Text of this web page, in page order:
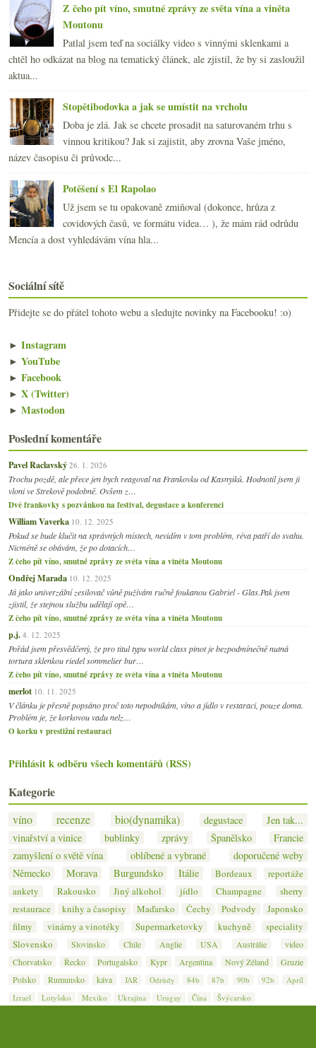
Z čeho pít víno, smutné zprávy ze světa vína a viněta
Moutonu
Patlal jsem teď na sociálky video s vinnými sklenkami a
chtěl ho odkázat na blog na tematický článek, ale zjistil, že by si zasloužil
aktua...
Stopětibodovka a jak se umístit na vrcholu
Doba je zlá. Jak se chcete prosadit na saturovaném trhu s
vinnou kritikou? Jak si zajistit, aby zrovna Vaše jméno,
název časopisu či průvodc...
Potěšení s El Rapolao
Už jsem se tu opakovaně zmiňoval (dokonce, hrůza z
covidových časů, ve formátu videa… ), že mám rád odrůdu
Mencía a dost vyhledávám vína hla...
Sociální sítě
Přidejte se do přátel tohoto webu a sledujte novinky na Facebooku! :o)
► Instagram
► YouTube
► Facebook
► X (Twitter)
► Mastodon
Poslední komentáře
Pavel Raclavský 26. 1. 2026
Trochu pozdě, ale přece jen bych reagoval na Frankovku od Kasnyiků. Hodnotil jsem ji
vloni ve Strekově podobně. Ovšem z…
Dvě frankovky s pozvánkou na festival, degustace a konferenci
William Vaverka 10. 12. 2025
Pokud se bude klučit na správných místech, nevidím v tom problém, réva patří do svahu.
Nicméně se obávám, že po dotacích…
Z čeho pít víno, smutné zprávy ze světa vína a viněta Moutonu
Ondřej Marada 10. 12. 2025
Já jako univerzální zesilovač vůně pužívám ručně foukanou Gabriel - Glas.Pak jsem
zjistil, že stejnou službu udělají opě…
Z čeho pít víno, smutné zprávy ze světa vína a viněta Moutonu
p.j. 4. 12. 2025
Pořád jsem přesvědčený, že pro titul typu world class pinot je bezpodmínečně nutná
tortura sklenkou riedel sommelier bur…
Z čeho pít víno, smutné zprávy ze světa vína a viněta Moutonu
merlot 10. 11. 2025
V článku je přesně popsáno proč toto nepodnikám, víno a jídlo v restaraci, pouze doma.
Problém je, že korkovou vadu nelz…
O korku v prestižní restauraci
Přihlásit k odběru všech komentářů (RSS)
Kategorie
víno recenze bio(dynamika) degustace
Jen tak...
vinařství a vinice
bublinky zprávy Španělsko
Francie
zamyšlení o světě vína
oblíbené a vybrané
doporučené weby
Německo
Morava Burgundsko Itálie Bordeaux
reportáže
ankety
Rakousko Jiný alkohol jídlo Champagne
sherry
restaurace
knihy a časopisy Maďarsko Čechy Podvody
Japonsko
filmy
vinárny a vinotéky Supermarketovky kuchyně
speciality
Slovensko
Slovinsko Chile Anglie USA Austrálie
video
Chorvatsko
Řecko Portugalsko Kypr Argentina Nový Zéland
Gruzie
Polsko
Rumunsko káva JAR Odrůdy 84b 87b 90b 92b
Apríl
Izrael
Lotyšsko Mexiko Ukrajina Urugay Čína Švýcarsko